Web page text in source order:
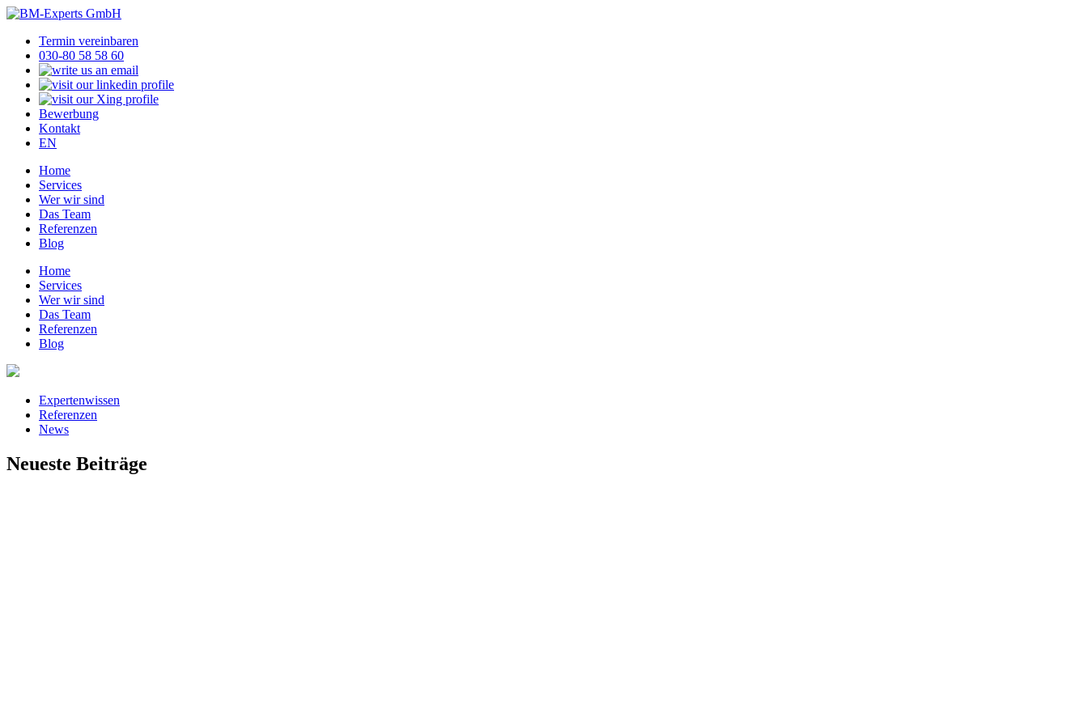
Termin vereinbaren
030-80 58 58 60
Bewerbung
Kontakt
EN
Home
Services
Wer wir sind
Das Team
Referenzen
Blog
Home
Services
Wer wir sind
Das Team
Referenzen
Blog
Expertenwissen
Referenzen
News
Neueste Beiträge